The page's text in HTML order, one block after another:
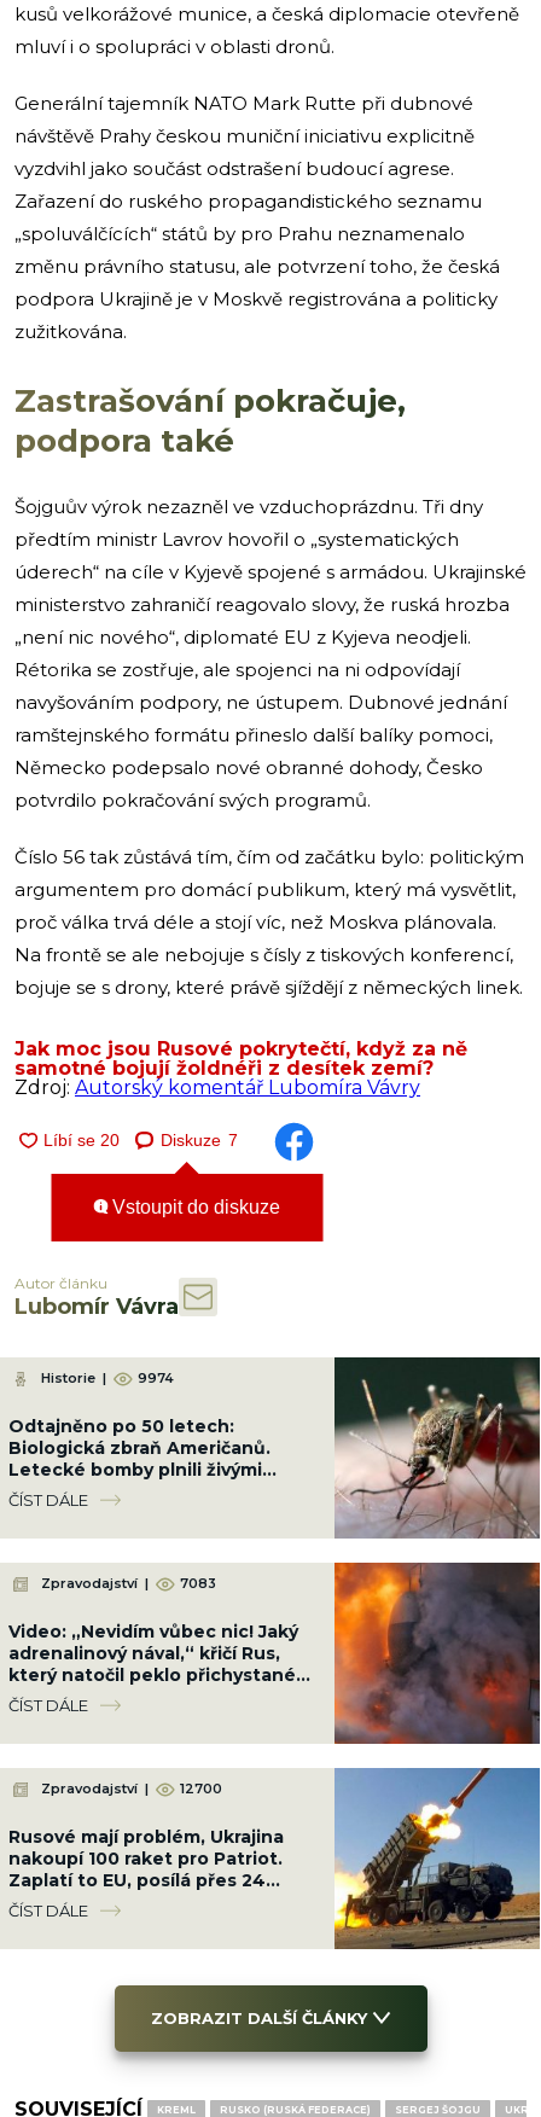
kusů velkorážové munice, a česká diplomacie otevřeně
mluví i o spolupráci v oblasti dronů.
Generální tajemník NATO Mark Rutte při dubnové
návštěvě Prahy českou muniční iniciativu explicitně
vyzdvihl jako součást odstrašení budoucí agrese.
Zařazení do ruského propagandistického seznamu
„spoluválčících“ států by pro Prahu neznamenalo
změnu právního statusu, ale potvrzení toho, že česká
podpora Ukrajině je v Moskvě registrována a politicky
zužitkována.
Zastrašování pokračuje,
podpora také
Šojguův výrok nezazněl ve vzduchoprázdnu. Tři dny
předtím ministr Lavrov hovořil o „systematických
úderech“ na cíle v Kyjevě spojené s armádou. Ukrajinské
ministerstvo zahraničí reagovalo slovy, že ruská hrozba
„není nic nového“, diplomaté EU z Kyjeva neodjeli.
Rétorika se zostřuje, ale spojenci na ni odpovídají
navyšováním podpory, ne ústupem. Dubnové jednání
ramštejnského formátu přineslo další balíky pomoci,
Německo podepsalo nové obranné dohody, Česko
potvrdilo pokračování svých programů.
Číslo 56 tak zůstává tím, čím od začátku bylo: politickým
argumentem pro domácí publikum, který má vysvětlit,
proč válka trvá déle a stojí víc, než Moskva plánovala.
Na frontě se ale nebojuje s čísly z tiskových konferencí,
bojuje se s drony, které právě sjíždějí z německých linek.
Jak moc jsou Rusové pokrytečtí, když za ně
samotné bojují žoldnéři z desítek zemí?
Zdroj: Autorský komentář Lubomíra Vávry
Diskuze 7
Vstoupit do diskuze
Autor článku
Lubomír Vávra
Historie | 9974
Odtajněno po 50 letech:
Biologická zbraň Američanů.
Letecké bomby plnili živými
komáry a shazovali je na
obydlené čtvrti
ČÍST DÁLE
Zpravodajství | 7083
Video: „Nevidím vůbec nic! Jaký
adrenalinový nával,“ křičí Rus,
který natočil peklo přichystané
Ukrajinci cestou na Krym
ČÍST DÁLE
Zpravodajství | 12700
Rusové mají problém, Ukrajina
nakoupí 100 raket pro Patriot.
Zaplatí to EU, posílá přes 24
miliard Kč
ČÍST DÁLE
ZOBRAZIT DALŠÍ ČLÁNKY
SOUVISEJÍCÍ
KREML RUSKO (RUSKÁ FEDERACE) SERGEJ ŠOJGU